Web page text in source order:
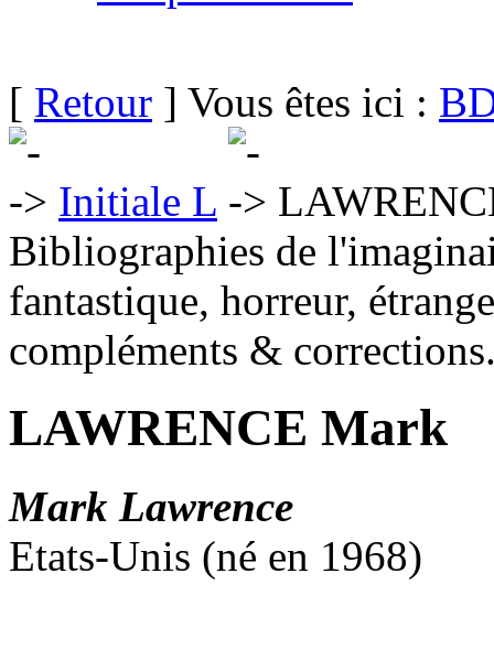
[ Retour ] Vous êtes ici :
Initiale L
Bibliographies de
fantastique, horreur,
compléments &
LAWRENCE Mark
Mark Lawrence
Etats-Unis (né en 1968)